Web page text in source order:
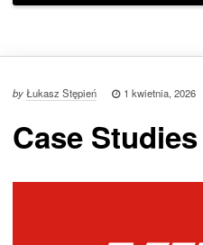
byŁukasz Stępień 1 kwietnia, 2026
Case